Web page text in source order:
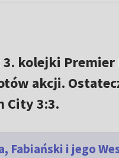
kolejki Premier
akcji.
City 3:3.
Fabiański i jego